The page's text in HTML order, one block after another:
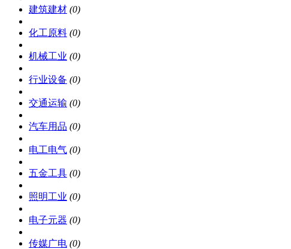
建筑建材 (0)
化工原料 (0)
机械工业 (0)
行业设备 (0)
交通运输 (0)
汽车用品 (0)
电工电气 (0)
五金工具 (0)
照明工业 (0)
电子元器 (0)
传媒广电 (0)